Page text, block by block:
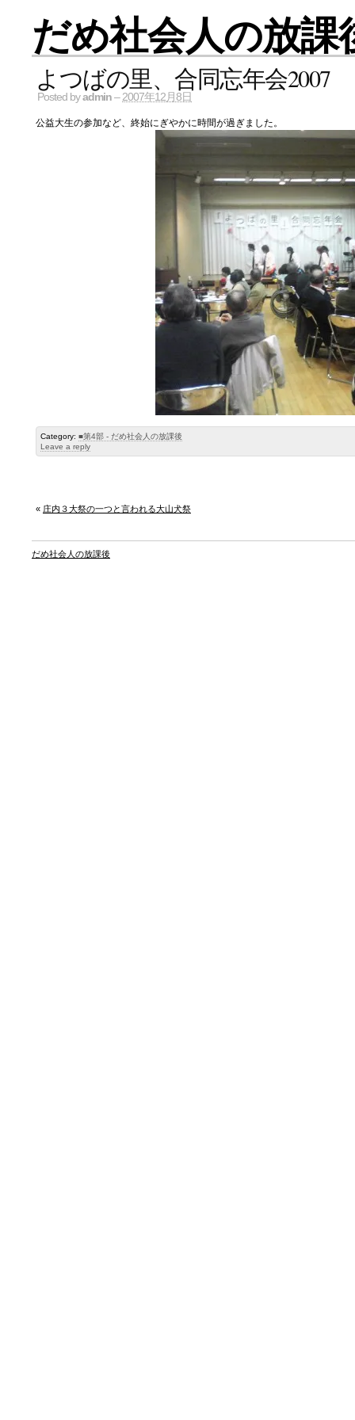
だめ社会人の放課
よつばの里、合同忘年会2007
Posted byadmin –2007年12月8日
公益大生の参加など、終始にぎやかに時間が過ぎました。
Category: ■第4部 - だめ社会人の放課後
Leave a reply
« 庄内３大祭の一つと言われる大山犬祭
だめ社会人の放課後